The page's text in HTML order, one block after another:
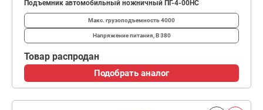
Подъемник автомобильный ножничный ПГ-4-00HС
Макс. грузоподъемность4000
Напряжение питания, В380
Товар распродан
Подобрать аналог